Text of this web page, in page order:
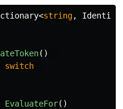
<string,
()
switch
EvaluateFor()